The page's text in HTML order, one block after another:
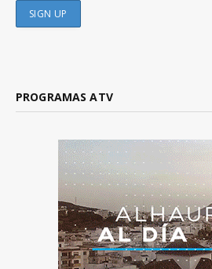
PROGRAMAS ATV